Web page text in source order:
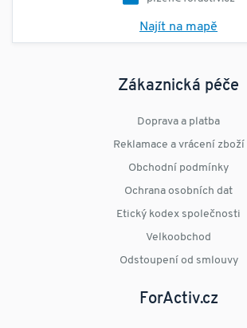
Najít na mapě
Zákaznická péče
Doprava a platba
Reklamace a vrácení zboží
Obchodní podmínky
Ochrana osobních dat
Etický kodex společnosti
Velkoobchod
Odstoupení od smlouvy
ForActiv.cz